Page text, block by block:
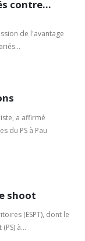
contre…
de l'avantage
a affirmé
du PS à Pau
shoot
(ESPT), dont le
à...